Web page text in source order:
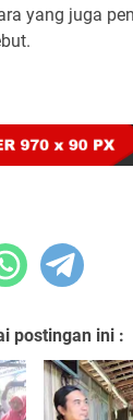
yang juga
postingan ini :